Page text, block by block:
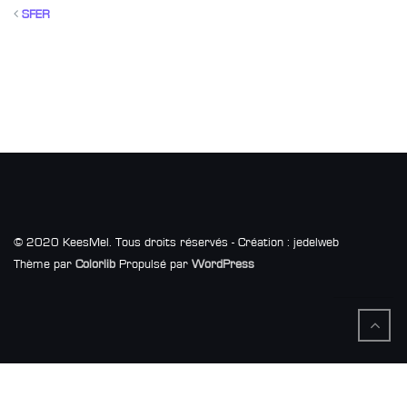
SFER
© 2020 KeesMel. Tous droits réservés - Création : jedelweb
Thème par Colorlib Propulsé par WordPress